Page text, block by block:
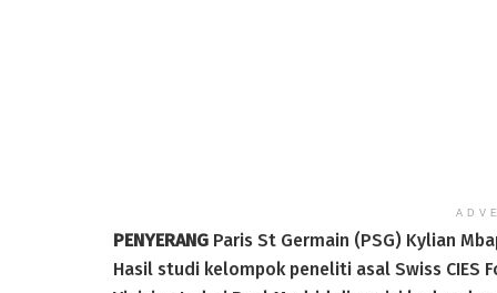
PENYERANG Paris St Germain (PSG) Kylian
Hasil studi kelompok peneliti asal Swiss CIES